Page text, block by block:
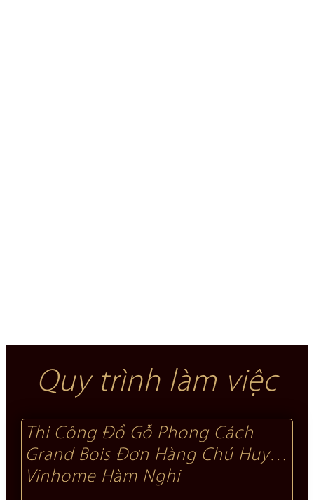
Quy trình làm việc
Thi Công Đồ Gỗ Phong Cách
Grand Bois Đơn Hàng Chú Huy
Vinhome Hàm Nghi​